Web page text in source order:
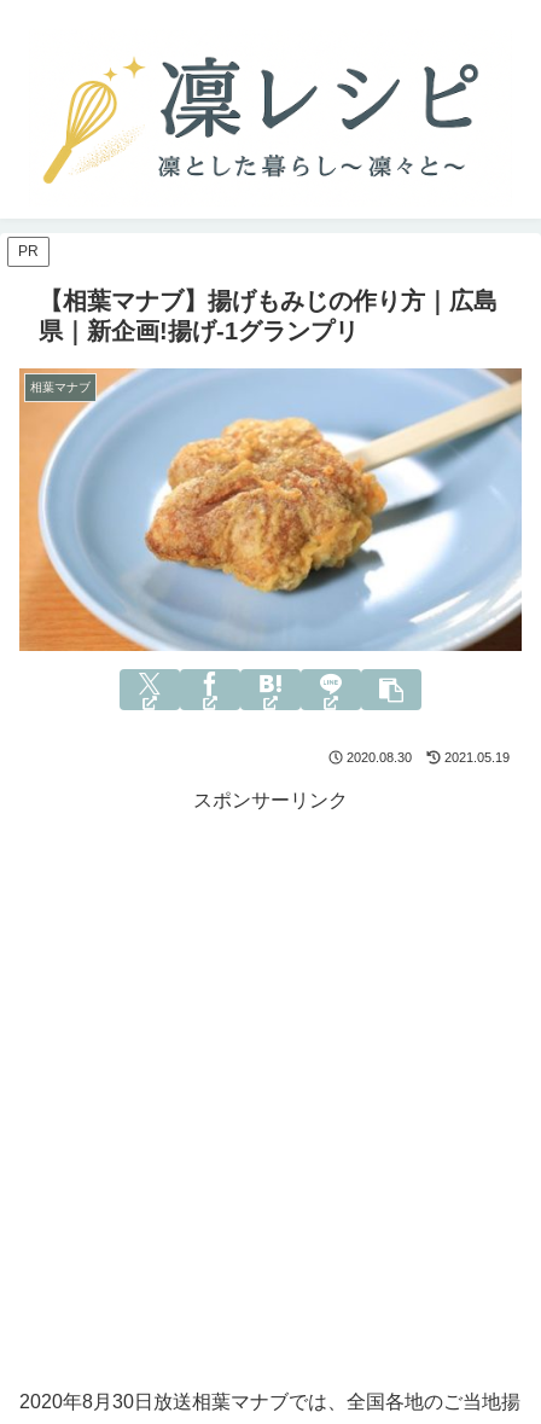
PR
【相葉マナブ】揚げもみじの作り方｜広島
県｜新企画!揚げ-1グランプリ
相葉マナブ
2020.08.30 2021.05.19
スポンサーリンク
2020年8月30日放送相葉マナブでは、全国各地のご当地揚